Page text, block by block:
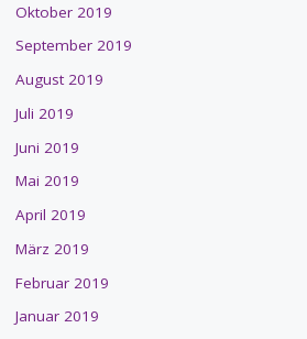
Oktober 2019
September 2019
August 2019
Juli 2019
Juni 2019
Mai 2019
April 2019
März 2019
Februar 2019
Januar 2019